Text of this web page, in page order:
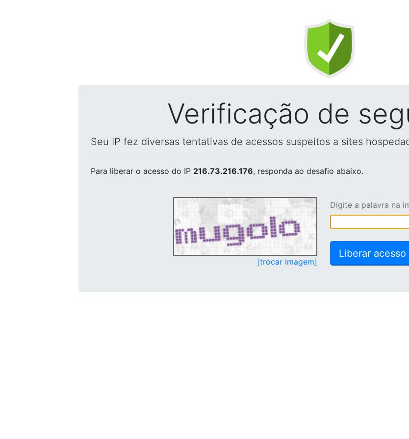
Verificação de
Seu IP fez diversas tentativas de acessos suspeitos a sites
Para liberar o acesso do IP 216.73.216.176, responda ao desafio abaixo.
[trocar imagem]
Digite a palavra na